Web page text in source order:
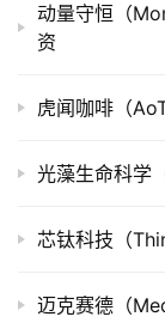
创
业
院
动量守恒（
资
虎闻咖啡（
光藻生命科学
芯钛科技（
迈克赛德（